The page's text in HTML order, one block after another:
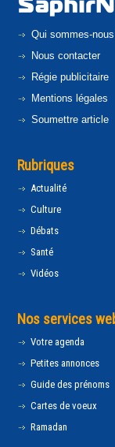
Qui sommes-
Nous contacter
Régie publicitaire
Mentions légales
Soumettre article
Rubriques
Actualité
Culture
Débats
Santé
Vidéos
Nos services
Votre agenda
Petites annonces
Guide des prénoms
Cartes de voeux
Ramadan